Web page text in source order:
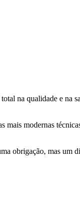
na qualidade e na
modernas
obrigação, mas um